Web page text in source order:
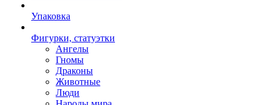
Упаковка
Фигурки, статуэтки
Ангелы
Гномы
Драконы
Животные
Люди